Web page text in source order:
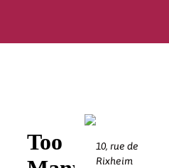
10, rue de
Rixheim